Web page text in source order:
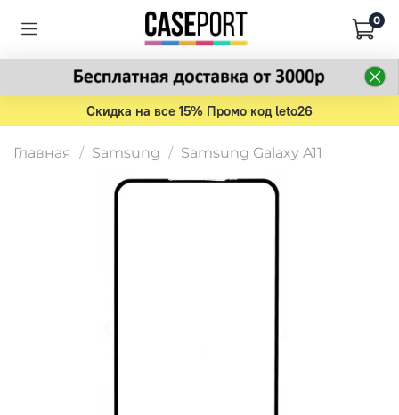
0
Скидка на все 15% Промо код leto26
Главная Samsung Samsung Galaxy A11